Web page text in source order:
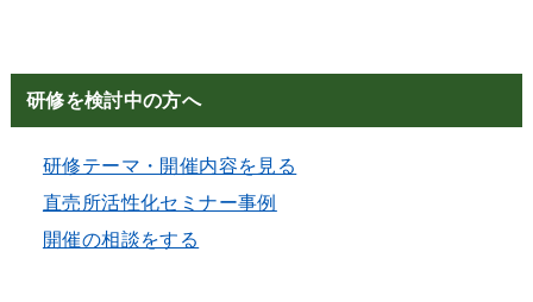
研修を検討中の方へ
研修テーマ・開催内容を見る
直売所活性化セミナー事例
開催の相談をする